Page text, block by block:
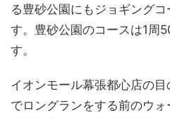
る豊砂公園にもジョギング
す。豊砂公園のコースは1周
す。
イオンモール幕張都心店の
でロングランをする前のウ